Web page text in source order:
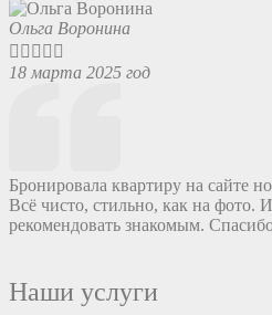
Ольга Воронина
    
18 марта 2025 год
Бронировала квартиру на сайте
Всё чисто, стильно, как на фото.
рекомендовать знакомым.
Наши услуги